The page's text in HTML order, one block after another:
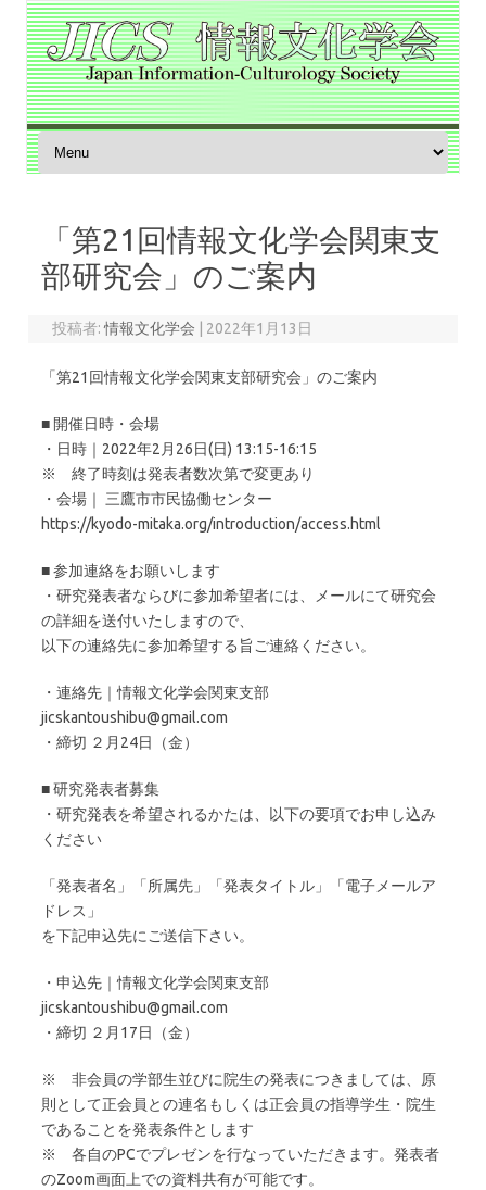
コンテンツへスキップ
「第21回情報文化学会関東支
部研究会」のご案内
投稿者:情報文化学会 2022年1月13日
「第21回情報文化学会関東支部研究会」のご案内
■ 開催日時・会場
・日時｜2022年2月26日(日) 13:15-16:15
※ 終了時刻は発表者数次第で変更あり
・会場｜ 三鷹市市民協働センター
https://kyodo-mitaka.org/introduction/access.html
■ 参加連絡をお願いします
・研究発表者ならびに参加希望者には、メールにて研究会
の詳細を送付いたしますので、
以下の連絡先に参加希望する旨ご連絡ください。
・連絡先｜情報文化学会関東支部
jicskantoushibu@gmail.com
・締切 ２月24日（金）
■ 研究発表者募集
・研究発表を希望されるかたは、以下の要項でお申し込み
ください
「発表者名」「所属先」「発表タイトル」「電子メールア
ドレス」
を下記申込先にご送信下さい。
・申込先｜情報文化学会関東支部
jicskantoushibu@gmail.com
・締切 ２月17日（金）
※ 非会員の学部生並びに院生の発表につきましては、原
則として正会員との連名もしくは正会員の指導学生・院生
であることを発表条件とします
※ 各自のPCでプレゼンを行なっていただきます。発表者
のZoom画面上での資料共有が可能です。